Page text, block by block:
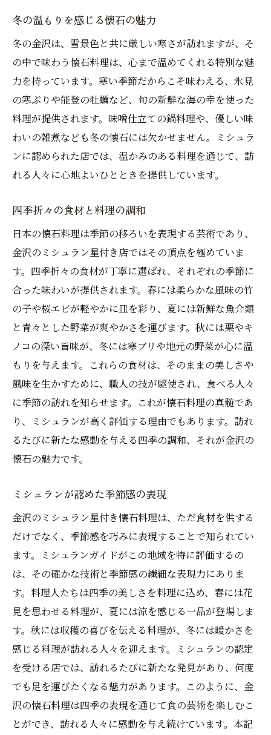
冬の温もりを感じる懐石の魅力
冬の金沢は、雪景色と共に厳しい寒さが訪れますが、そ
の中で味わう懐石料理は、心まで温めてくれる特別な魅
力を持っています。寒い季節だからこそ味わえる、氷見
の寒ぶりや能登の牡蠣など、旬の新鮮な海の幸を使った
料理が提供されます。味噌仕立ての鍋料理や、優しい味
わいの雑煮なども冬の懐石には欠かせません。ミシュラ
ンに認められた店では、温かみのある料理を通じて、訪
れる人々に心地よいひとときを提供しています。
四季折々の食材と料理の調和
日本の懐石料理は季節の移ろいを表現する芸術であり、
金沢のミシュラン星付き店ではその頂点を極めていま
す。四季折々の食材が丁寧に選ばれ、それぞれの季節に
合った味わいが提供されます。春には柔らかな風味の竹
の子や桜エビが軽やかに皿を彩り、夏には新鮮な魚介類
と青々とした野菜が爽やかさを運びます。秋には栗やキ
ノコの深い旨味が、冬には寒ブリや地元の野菜が心に温
もりを与えます。これらの食材は、そのままの美しさや
風味を生かすために、職人の技が駆使され、食べる人々
に季節の訪れを知らせます。これが懐石料理の真髄であ
り、ミシュランが高く評価する理由でもあります。訪れ
るたびに新たな感動を与える四季の調和、それが金沢の
懐石の魅力です。
ミシュランが認めた季節感の表現
金沢のミシュラン星付き懐石料理は、ただ食材を供する
だけでなく、季節感を巧みに表現することで知られてい
ます。ミシュランガイドがこの地域を特に評価するの
は、その確かな技術と季節感の繊細な表現力にありま
す。料理人たちは四季の美しさを料理に込め、春には花
見を思わせる料理が、夏には涼を感じる一品が登場しま
す。秋には収穫の喜びを伝える料理が、冬には暖かさを
感じる料理が訪れる人々を迎えます。ミシュランの認定
を受ける店では、訪れるたびに新たな発見があり、何度
でも足を運びたくなる魅力があります。このように、金
沢の懐石料理は四季の表現を通じて食の芸術を楽しむこ
とができ、訪れる人々に感動を与え続けています。本記